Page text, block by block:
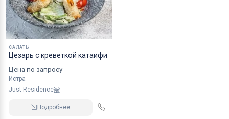
САЛАТЫ
Цезарь с креветкой катаифи
Цена по запросу
Истра
Just Residence
Подробнее